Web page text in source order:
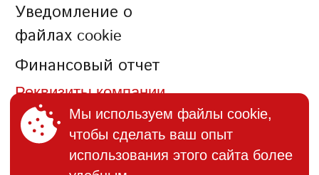
Уведомление о
файлах cookie
Финансовый отчет
Реквизиты компании
КОНТАКТЫ
Мы используем файлы cookie,
чтобы сделать ваш опыт
использования этого сайта более